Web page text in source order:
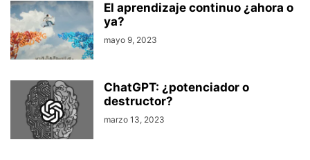
El aprendizaje continuo ¿ahora o
ya?
mayo 9, 2023
ChatGPT: ¿potenciador o
destructor?
marzo 13, 2023